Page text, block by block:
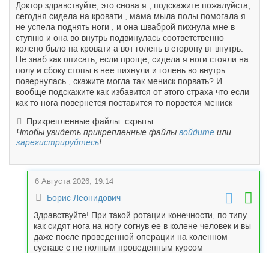
Доктор здравствуйте, это снова я , подскажите пожалуйста,
сегодня сидела на кровати , мама мыла полы помогала я
не успела поднять ноги , и она шваброй пихнула мне в
ступню и она во внутрь подвинулась соответственно
колено было на кровати а вот голень в сторону вт внутрь.
Не знаб как описать, если проще, сидела я ноги стояли на
полу и сбоку стопы в нее пихнули и голень во внутрь
повернулась , скажите могла так мениск порвать? И
вообще подскажите как избавится от этого страха что если
как то нога повернется поставится то порвется мениск
Прикрепленные файлы: скрыты.
Чтобы увидеть прикрепленные файлы войдите или
зарегистрируйтесь!
6 Августа 2026, 19:14
Борис Леонидович
Здравствуйте! При такой ротации конечности, по типу
как сидят нога на ногу согнув ее в колене человек и вы
даже после проведенной операции на коленном
суставе с не полным проведенным курсом